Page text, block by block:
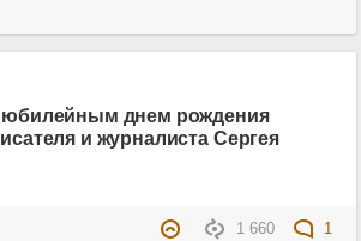
юбилейным днем рождения
и журналиста Сергея
1 660
1